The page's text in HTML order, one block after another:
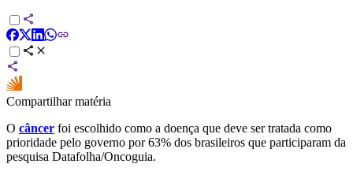
Compartilhar matéria
O câncer foi escolhido como a doença que deve ser tratada como
prioridade pelo governo por 63% dos brasileiros que participaram da
pesquisa Datafolha/Oncoguia.